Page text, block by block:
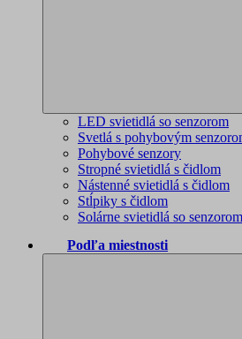
LED svietidlá so senzorom
Svetlá s pohybovým
Pohybové senzory
Stropné svietidlá s čidlom
Nástenné svietidlá s čidlom
Stĺpiky s čidlom
Solárne svietidlá so senzorom
Podľa miestnosti